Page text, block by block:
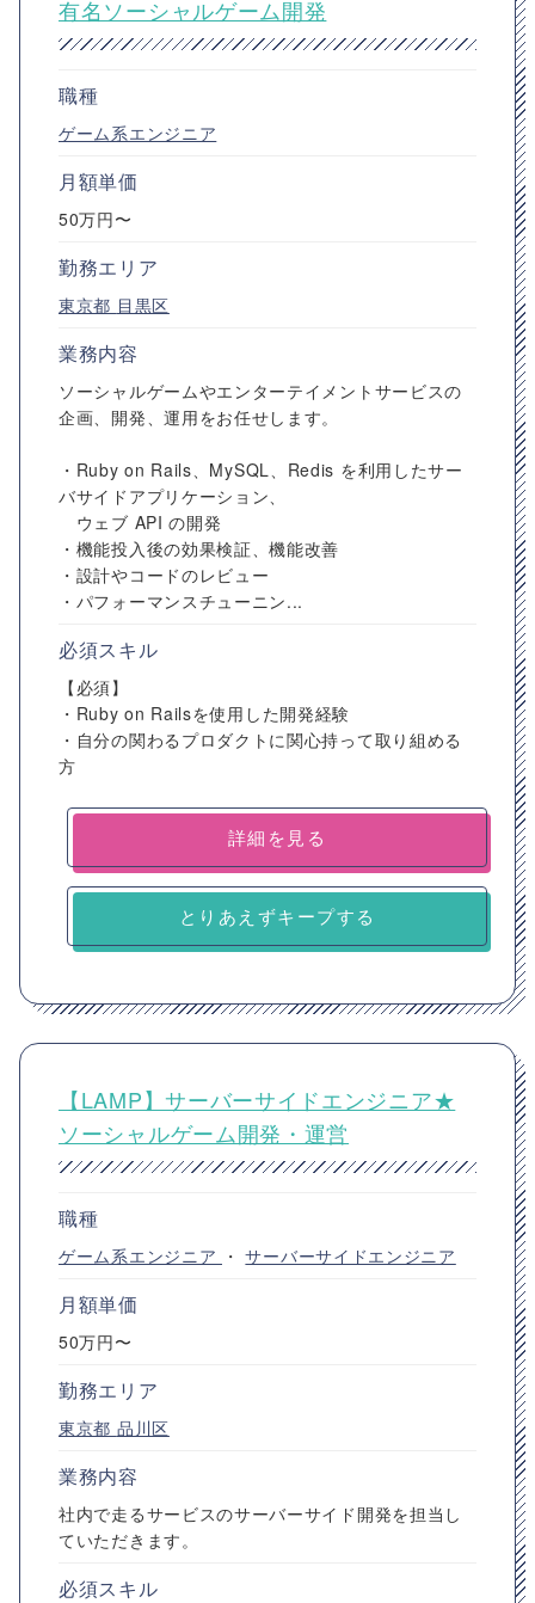
有名ソーシャルゲーム開発
職種
ゲーム系エンジニア
月額単価
50万円〜
勤務エリア
東京都 目黒区
業務内容
ソーシャルゲームやエンターテイメントサービスの
企画、開発、運用をお任せします。
・Ruby on Rails、MySQL、Redis を利用したサー
バサイドアプリケーション、
ウェブ API の開発
・機能投入後の効果検証、機能改善
・設計やコードのレビュー
・パフォーマンスチューニン...
必須スキル
【必須】
・Ruby on Railsを使用した開発経験
・自分の関わるプロダクトに関心持って取り組める
方
詳細を見る
とりあえずキープする
【LAMP】サーバーサイドエンジニア★
ソーシャルゲーム開発・運営
職種
ゲーム系エンジニア ・サーバーサイドエンジニア
月額単価
50万円〜
勤務エリア
東京都 品川区
業務内容
社内で走るサービスのサーバーサイド開発を担当し
ていただきます。
必須スキル